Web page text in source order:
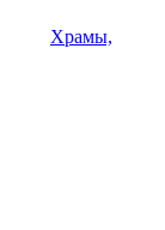
Храмы,